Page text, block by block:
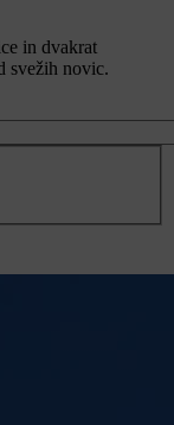
in dvakrat
svežih novic.